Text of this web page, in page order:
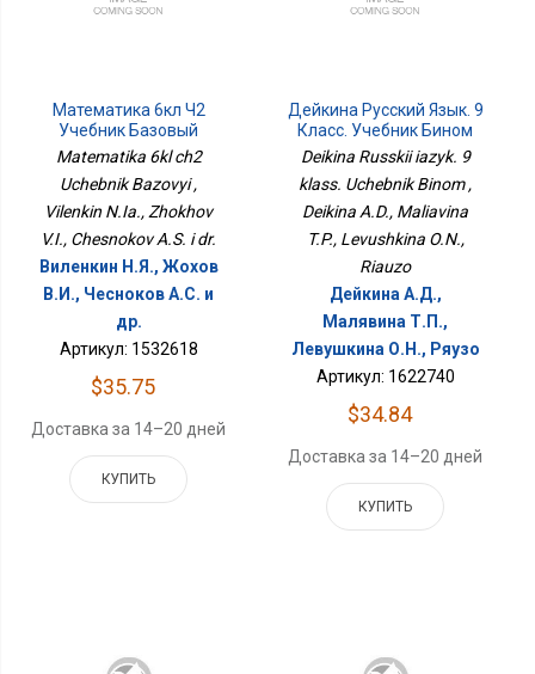
Математика 6кл Ч2
Учебник Базовый
Matematika 6kl ch2
Uchebnik Bazovyi ,
Vilenkin N.Ia., Zhokhov
V.I., Chesnokov A.S. i dr.
Виленкин Н.Я., Жохов
В.И., Чесноков А.С. и
др.
Артикул: 1532618
$35.75
Доставка за 14–20 дней
КУПИТЬ
Дейкина Русский Язык. 9
Класс. Учебник Бином
Deikina Russkii iazyk. 9
klass. Uchebnik Binom ,
Deikina A.D., Maliavina
T.P., Levushkina O.N.,
Riauzo
Дейкина А.Д.,
Малявина Т.П.,
Левушкина О.Н., Ряузо
Артикул: 1622740
$34.84
Доставка за 14–20 дней
КУПИТЬ